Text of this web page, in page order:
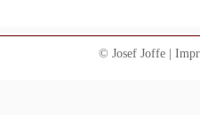
© Josef Joffe |